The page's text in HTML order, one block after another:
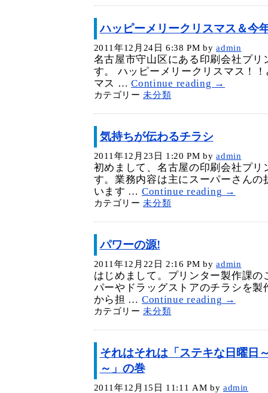
ハッピーメリークリスマス＆今
2011年12月24日 6:38 PM by admin
名古屋市守山区にある印刷会社プ
す。 ハッピーメリークリスマス！
マス …Continue reading →
カテゴリー未分類
気持ちが伝わるチラシ
2011年12月23日 1:20 PM by admin
初めまして、名古屋の印刷会社プリ
す。業務内容は主にスーパーさんの
います … Continue reading →
カテゴリー未分類
パワーの源!
2011年12月22日 2:16 PM by admin
はじめまして。プリンター製作課の
パーやドラッグストアのチラシを製
から担 … Continue reading →
カテゴリー未分類
それはそれは「ステキな日曜日
～」の巻
2011年12月15日 11:11 AM by admin